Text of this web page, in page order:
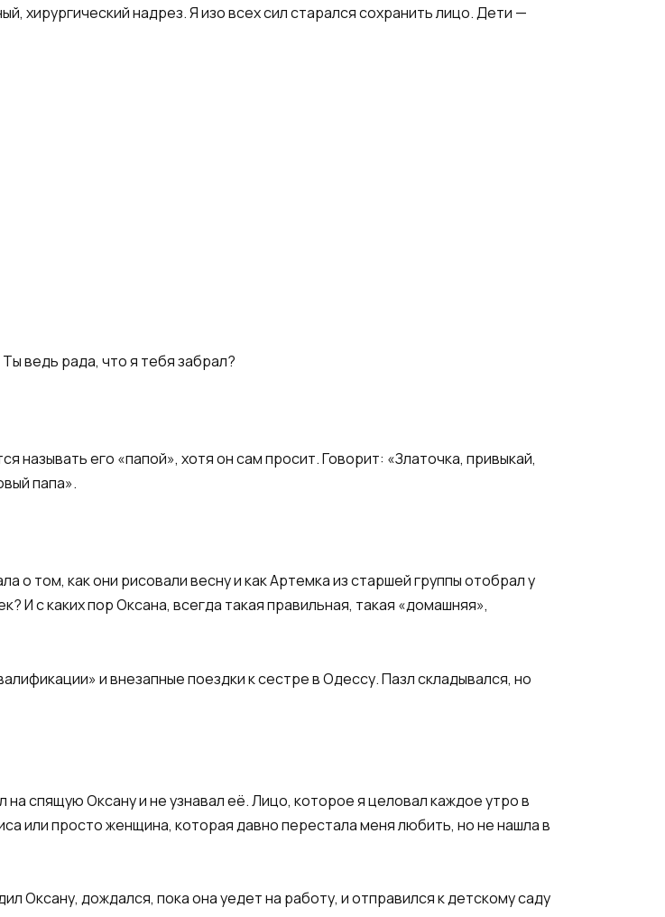
хирургический надрез. Я изо всех сил старался сохранить лицо. Дети —
ведь рада, что я тебя забрал?
его «папой», хотя он сам просит. Говорит: «Златочка, привыкай,
папа».
том, как они рисовали весну и как Артемка из старшей группы отобрал у
И с каких пор Оксана, всегда такая правильная, такая «домашняя»,
и внезапные поездки к сестре в Одессу. Пазл складывался, но
спящую Оксану и не узнавал её. Лицо, которое я целовал каждое утро в
или просто женщина, которая давно перестала меня любить, но не нашла в
Оксану, дождался, пока она уедет на работу, и отправился к детскому саду